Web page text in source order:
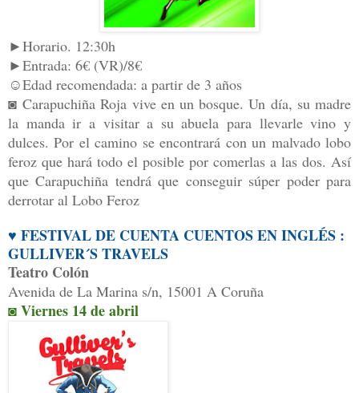
►Horario. 12:30h
►Entrada: 6€ (VR)/8€
☺Edad recomendada: a partir de 3 años
◙Carapuchiña Roja vive en un bosque. Un día, su madre
la manda ir a visitar a su abuela para llevarle vino y
dulces. Por el camino se encontrará con un malvado lobo
feroz que hará todo el posible por comerlas a las dos. Así
que Carapuchiña tendrá que conseguir súper poder para
derrotar al Lobo Feroz
♥ FESTIVAL DE CUENTA CUENTOS EN INGLÉS :
GULLIVER´S TRAVELS
Teatro Colón
Avenida de La Marina s/n, 15001 A Coruña
◙ Viernes 14 de abril